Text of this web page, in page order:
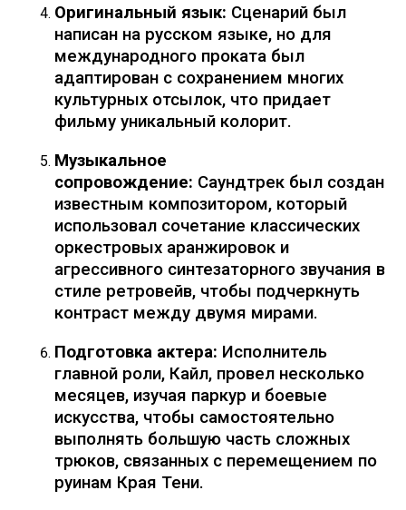
Оригинальный язык: Сценарий был
написан на русском языке, но для
международного проката был
адаптирован с сохранением многих
культурных отсылок, что придает
фильму уникальный колорит.
Музыкальное
сопровождение: Саундтрек был создан
известным композитором, который
использовал сочетание классических
оркестровых аранжировок и
агрессивного синтезаторного звучания в
стиле ретровейв, чтобы подчеркнуть
контраст между двумя мирами.
Подготовка актера: Исполнитель
главной роли, Кайл, провел несколько
месяцев, изучая паркур и боевые
искусства, чтобы самостоятельно
выполнять большую часть сложных
трюков, связанных с перемещением по
руинам Края Тени.